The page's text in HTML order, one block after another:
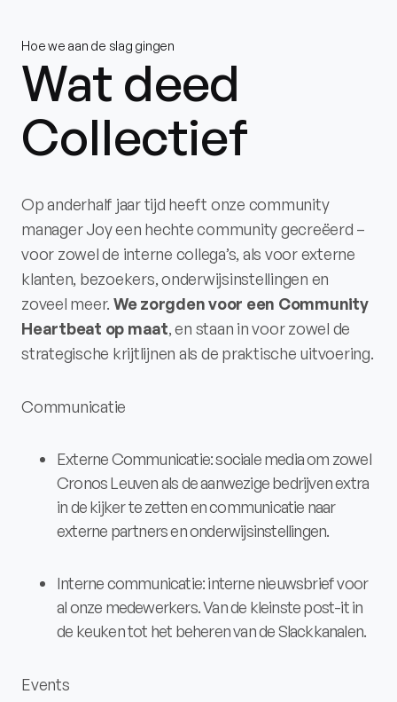
Hoe we aan de slag gingen
Wat deed
Collectief
Op anderhalf jaar tijd heeft onze community
manager Joy een hechte community gecreëerd –
voor zowel de interne collega’s, als voor externe
klanten, bezoekers, onderwijsinstellingen en
zoveel meer. We zorgden voor een Community
Heartbeat op maat, en staan in voor zowel de
strategische krijtlijnen als de praktische uitvoering.
Communicatie
Externe Communicatie: sociale media om zowel
Cronos Leuven als de aanwezige bedrijven extra
in de kijker te zetten en communicatie naar
externe partners en onderwijsinstellingen.
Interne communicatie: interne nieuwsbrief voor
al onze medewerkers. Van de kleinste post-it in
de keuken tot het beheren van de Slackkanalen.
Events